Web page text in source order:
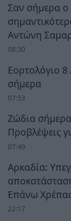
Σαν σήμερα ο
Αντώνη
08:30
Εορτολόγιο
σήμερα
07:53
Ζώδια
Προβλέψεις
07:49
Αρκαδία:
Επάνω
22:17